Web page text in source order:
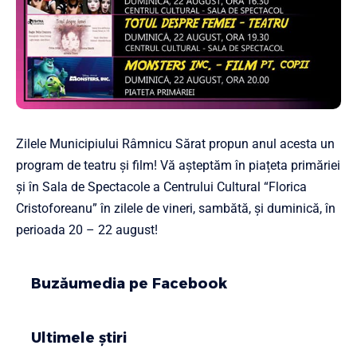
Zilele Municipiului Râmnicu Sărat propun anul acesta un
program de teatru și film! Vă așteptăm în piațeta primăriei
și în Sala de Spectacole a Centrului Cultural “Florica
Cristoforeanu” în zilele de vineri, sambătă, și duminică, în
perioada 20 – 22 august!
Buzăumedia pe Facebook
Ultimele știri